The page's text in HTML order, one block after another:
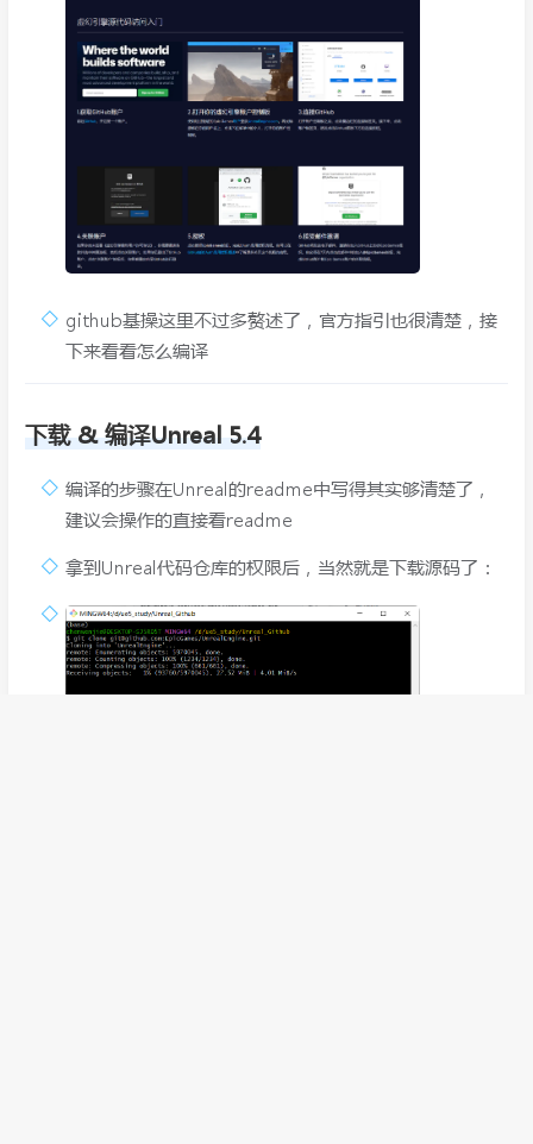
github基操这里不过多赘述了，官方指引也很清楚，接
下来看看怎么编译
下载 & 编译Unreal 5.4
编译的步骤在Unreal的readme中写得其实够清楚了，
建议会操作的直接看readme
拿到Unreal代码仓库的权限后，当然就是下载源码了：